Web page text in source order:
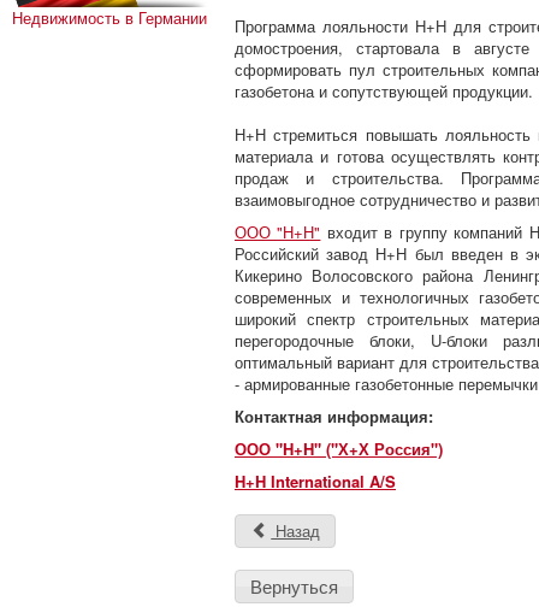
Недвижимость в Германии
Программа лояльности H+H для
домостроения, стартовала в
сформировать пул строительных
газобетона и сопутствующей продукции.
Н+Н стремиться повышать лояльность
материала и готова осуществлять
продаж и строительства.
взаимовыгодное сотрудничество и
ООО "Н+Н" входит в группу компаний
Российский завод Н+Н был введен в
Кикерино Волосовского района
современных и технологичных
широкий спектр строительных
перегородочные блоки, U-блоки
оптимальный вариант для
- армированные газобетонные
Контактная информация:
ООО "H+H" ("Х+Х Россия")
H+H International A/S
Назад
Вернуться